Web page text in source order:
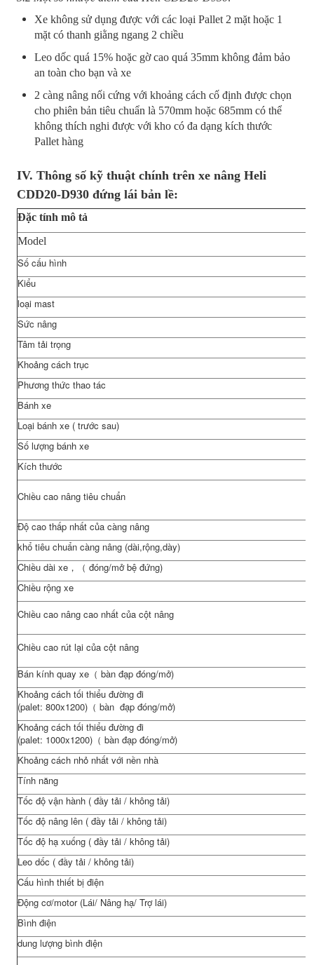
Xe không sử dụng được với các loại Pallet 2 mặt hoặc 1
mặt có thanh giằng ngang 2 chiều
Leo dốc quá 15% hoặc gờ cao quá 35mm không đảm bảo
an toàn cho bạn và xe
2 càng nâng nối cứng với khoảng cách cố định được chọn
cho phiên bản tiêu chuẩn là 570mm hoặc 685mm có thể
không thích nghi được với kho có đa dạng kích thước
Pallet hàng
IV. Thông số kỹ thuật chính trên xe nâng Heli
CDD20-D930 đứng lái bản lề:
Đặc tính mô tả
Model
Số cấu hình
Kiểu
loại mast
Sức nâng
Tâm tải trọng
Khoảng cách trục
Phương thức thao tác
Bánh xe
Loại bánh xe ( trước sau)
Số lượng bánh xe
Kích thước
Chiều cao nâng tiêu chuẩn
Độ cao thấp nhất của càng nâng
khổ tiêu chuẩn càng nâng (dài,rộng,dày)
Chiều dài xe，（ đóng/mở bệ đứng)
Chiều rộng xe
Chiều cao nâng cao nhất của cột nâng
Chiều cao rút lại của cột nâng
Bán kính quay xe（ bàn đạp đóng/mở)
Khoảng cách tối thiểu đường đi
(palet: 800x1200)（ bàn đạp đóng/mở)
Khoảng cách tối thiểu đường đi
(palet: 1000x1200)（ bàn đạp đóng/mở)
Khoảng cách nhỏ nhất với nền nhà
Tính năng
Tốc độ vận hành ( đầy tải / không tải)
Tốc độ nâng lên ( đầy tải / không tải)
Tốc độ hạ xuống ( đầy tải / không tải)
Leo dốc ( đầy tải / không tải)
Cấu hình thiết bị điện
Động cơ/motor (Lái/ Nâng hạ/ Trợ lái)
Bình điện
dung lượng bình điện